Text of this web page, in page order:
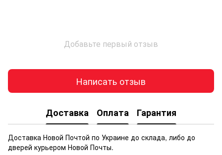
Добавьте первый отзыв
Написать отзыв
Доставка Оплата Гарантия
Доставка Новой Почтой по Украине до склада, либо до
дверей курьером Новой Почты.